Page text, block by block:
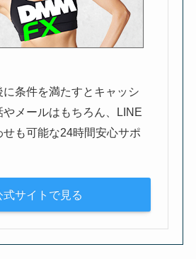
条件を満たすとキャッシ
やメールはもちろん、LINE
も可能な24時間安心サポ
式サイトで見る